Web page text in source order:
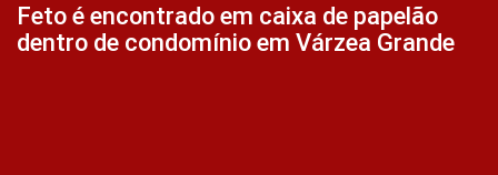
Feto é encontrado em caixa de papelão
dentro de condomínio em Várzea Grande